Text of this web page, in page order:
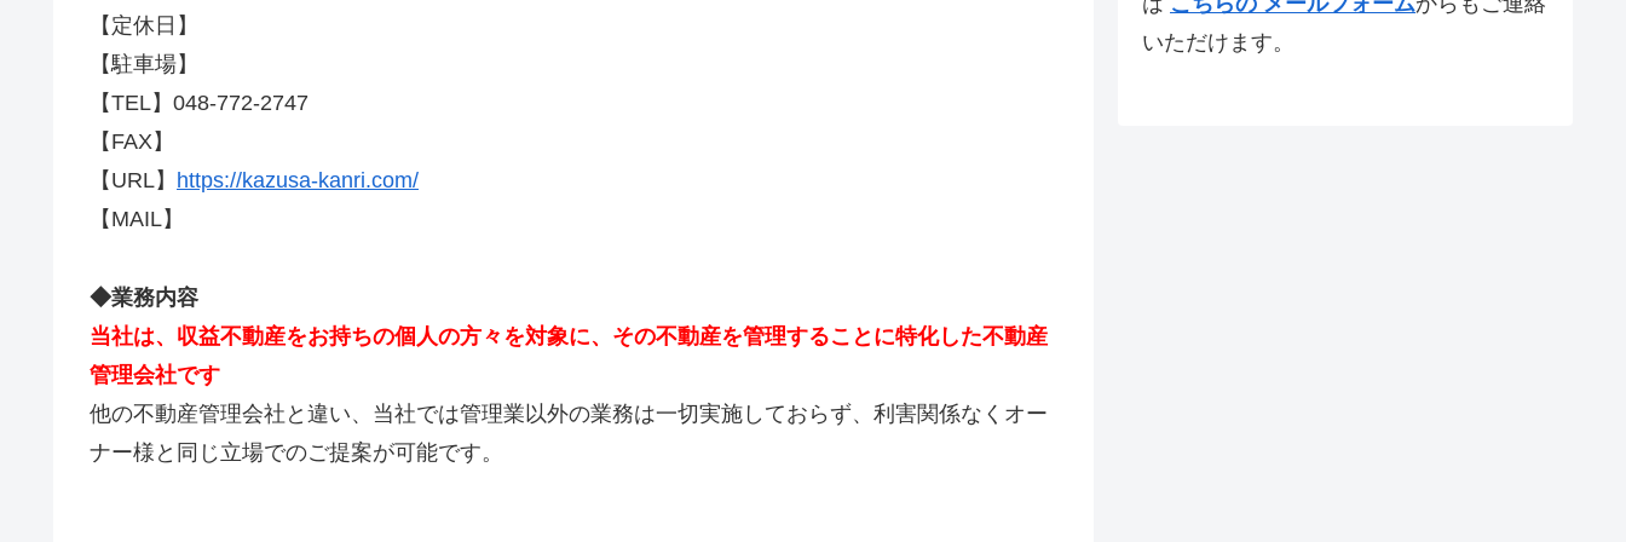
【定休日】
【駐車場】
【TEL】048-772-2747
【FAX】
【URL】 https://kazusa-kanri.com/
【MAIL】
◆業務内容
当社は、収益不動産をお持ちの個人の方々を対象に、その不動産を管理することに特化した不動産
管理会社です
他の不動産管理会社と違い、当社では管理業以外の業務は一切実施しておらず、利害関係なくオー
ナー様と同じ立場でのご提案が可能です。
いただけます。